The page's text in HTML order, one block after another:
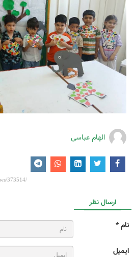
الهام عباسی
ارسال نظر
نام *
ایمیل